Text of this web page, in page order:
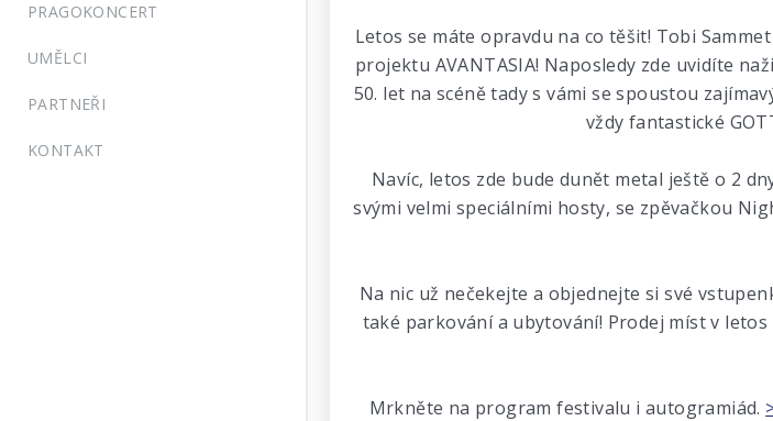
PRAGOKONCERT
UMĚLCI
PARTNEŘI
KONTAKT
Letos se máte opravdu na co těšit! Tobi
projektu AVANTASIA! Naposledy zde uvidíte
50. let na scéně tady s vámi se spoustou
vždy fantastické
Navíc, letos zde bude dunět metal ještě o 2
svými velmi speciálními hosty, se zpěvačkou
Na nic už nečekejte a objednejte si své
také parkování a ubytování! Prodej míst v
Mrkněte na program festivalu i autogramiád.